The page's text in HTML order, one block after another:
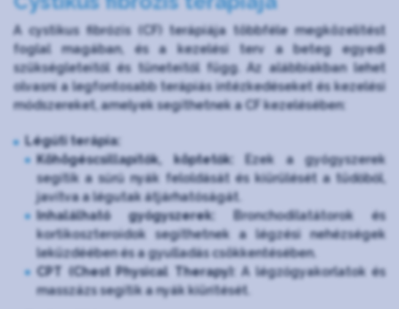
A cystikus fibrózis (CF) terápiája többféle megközelítést
foglal magában, és a kezelési terv a beteg egyedi
szükségleteitől és tüneteitől függ. Az alábbiakban lehet
olvasni a legfontosabb terápiás intézkedéseket és kezelési
módszereket, amelyek segíthetnek a CF kezelésében:
Légúti terápia:
Köhögéscsillapítók, köptetők:
Ezek a gyógyszerek
segítik a sűrű nyák feloldását és kiürülését a tüdőből,
javítva a légutak átjárhatóságát.
Inhalálható gyógyszerek:
Bronchodilatátorok és
kortikoszteroidok segíthetnek a légzési nehézségek
leküzdéében és a gyulladás csökkentésében.
CPT (Chest Physical Therapy): A légzőgyakorlatok és
masszázs segítik a nyák kiürítését.